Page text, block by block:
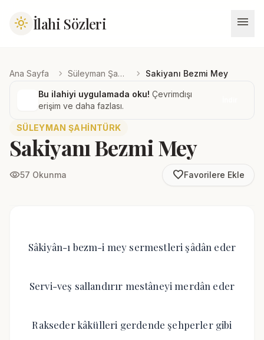
light_mode İlahi Sözleri menu
Ana Sayfa chevron_right Süleyman Şahintürk chevron_right Sakiyanı Bezmi Mey
Bu ilahiyi uygulamada oku! Çevrimdışı
erişim ve daha fazlası.
SÜLEYMAN ŞAHINTÜRK
Sakiyanı Bezmi Mey
visibility57 Okunma favorite_borderFavorilere Ekle
Sâkiyân-ı bezm-i mey sermestleri şâdân eder
Servi-veş sallandırır mestâneyi merdân eder
Rakseder kâkülleri gerdende şehperler gibi